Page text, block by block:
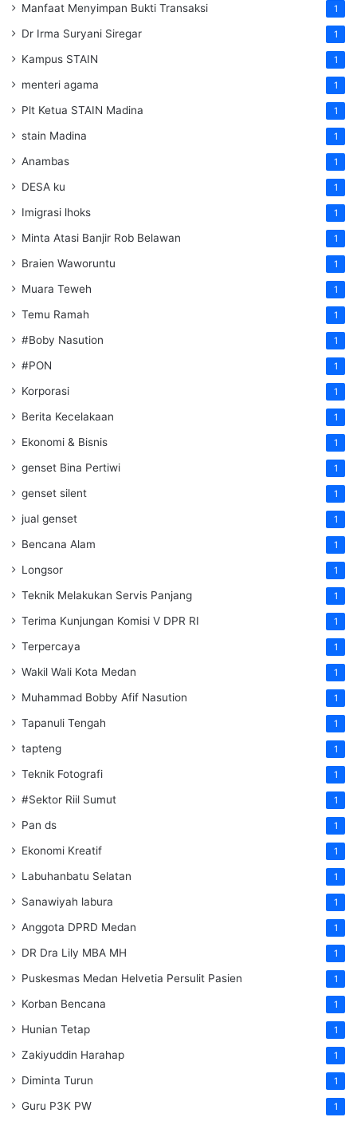
Manfaat Menyimpan Bukti Transaksi 1
Dr Irma Suryani Siregar 1
Kampus STAIN 1
menteri agama 1
Plt Ketua STAIN Madina 1
stain Madina 1
Anambas 1
DESA ku 1
Imigrasi lhoks 1
Minta Atasi Banjir Rob Belawan 1
Braien Waworuntu 1
Muara Teweh 1
Temu Ramah 1
#Boby Nasution 1
#PON 1
Korporasi 1
Berita Kecelakaan 1
Ekonomi & Bisnis 1
genset Bina Pertiwi 1
genset silent 1
jual genset 1
Bencana Alam 1
Longsor 1
Teknik Melakukan Servis Panjang 1
Terima Kunjungan Komisi V DPR RI 1
Terpercaya 1
Wakil Wali Kota Medan 1
Muhammad Bobby Afif Nasution 1
Tapanuli Tengah 1
tapteng 1
Teknik Fotografi 1
#Sektor Riil Sumut 1
Pan ds 1
Ekonomi Kreatif 1
Labuhanbatu Selatan 1
Sanawiyah labura 1
Anggota DPRD Medan 1
DR Dra Lily MBA MH 1
Puskesmas Medan Helvetia Persulit Pasien 1
Korban Bencana 1
Hunian Tetap 1
Zakiyuddin Harahap 1
Diminta Turun 1
Guru P3K PW 1